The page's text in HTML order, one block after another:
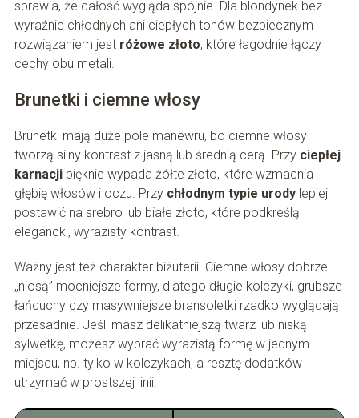
sprawia, że całość wygląda spójnie. Dla blondynek bez
wyraźnie chłodnych ani ciepłych tonów bezpiecznym
rozwiązaniem jest różowe złoto, które łagodnie łączy
cechy obu metali.
Brunetki i ciemne włosy
Brunetki mają duże pole manewru, bo ciemne włosy
tworzą silny kontrast z jasną lub średnią cerą. Przy ciepłej
karnacjipięknie wypada żółte złoto, które wzmacnia
głębię włosów i oczu. Przy chłodnym typie urodylepiej
postawić na srebro lub białe złoto, które podkreślą
elegancki, wyrazisty kontrast.
Ważny jest też charakter biżuterii. Ciemne włosy dobrze
„niosą” mocniejsze formy, dlatego długie kolczyki, grubsze
łańcuchy czy masywniejsze bransoletki rzadko wyglądają
przesadnie. Jeśli masz delikatniejszą twarz lub niską
sylwetkę, możesz wybrać wyrazistą formę w jednym
miejscu, np. tylko w kolczykach, a resztę dodatków
utrzymać w prostszej linii.